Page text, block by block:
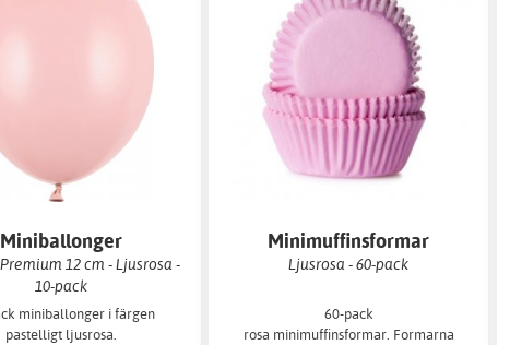
Miniballonger
12 cm - Ljusrosa -
10-pack
miniballonger i färgen
pastelligt ljusrosa.
Minimuffinsformar
Ljusrosa - 60-pack
60-pack
rosa minimuffinsformar. Formarna